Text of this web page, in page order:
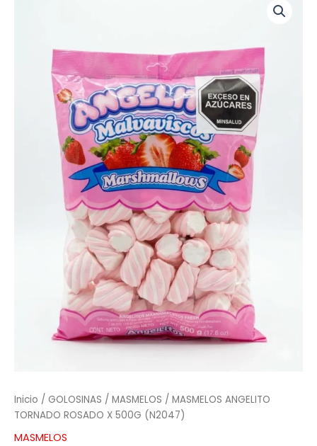
Inicio / GOLOSINAS / MASMELOS / MASMELOS ANGELITO
TORNADO ROSADO X 500G (N2047)
MASMELOS
(N2047)
cantidad